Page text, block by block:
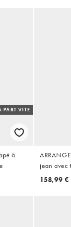
PART VITE
à
jean avec
moyen
158,99 €